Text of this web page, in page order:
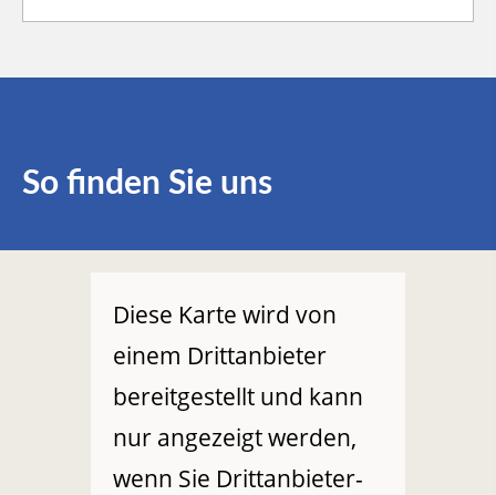
So finden Sie uns
Diese Karte wird von
einem Drittanbieter
bereitgestellt und kann
nur angezeigt werden,
wenn Sie Drittanbieter-